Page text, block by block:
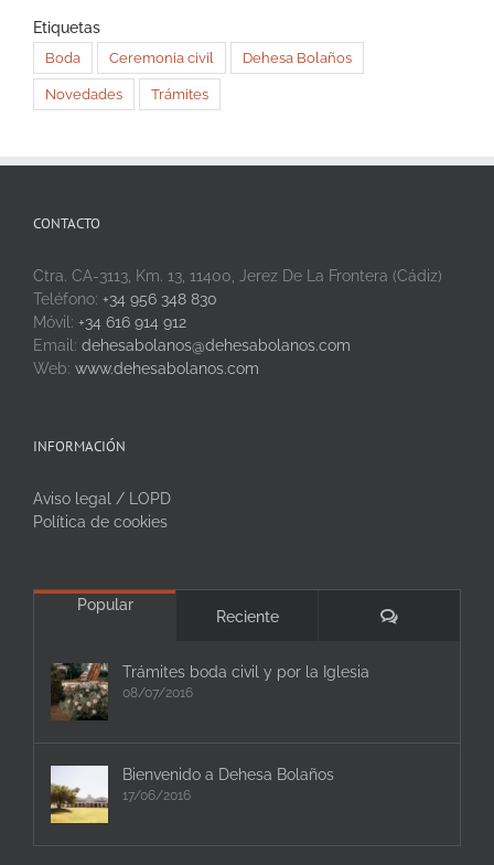
Etiquetas
Boda Ceremonia civil Dehesa Bolaños
Novedades Trámites
CONTACTO
Ctra. CA-3113, Km. 13, 11400, Jerez De La Frontera (Cádiz)
Teléfono: +34 956 348 830
Móvil: +34 616 914 912
Email: dehesabolanos@dehesabolanos.com
Web: www.dehesabolanos.com
INFORMACIÓN
Aviso legal / LOPD
Política de cookies
Popular
Reciente Comentarios
Trámites boda civil y por la Iglesia
08/07/2016
Bienvenido a Dehesa Bolaños
17/06/2016